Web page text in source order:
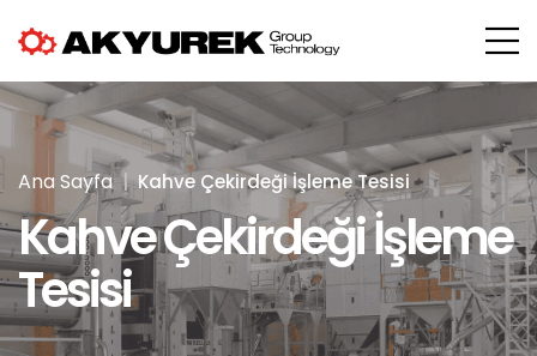
Ana Sayfa Kahve Çekirdeği İşleme Tesisi
Kahve Çekirdeği İşleme
Tesisi